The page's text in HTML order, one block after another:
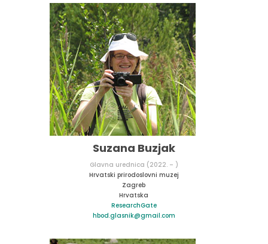
Suzana Buzjak
Glavna urednica (2022. – )
Hrvatski prirodoslovni muzej
Zagreb
Hrvatska
ResearchGate
hbod.glasnik@gmail.com